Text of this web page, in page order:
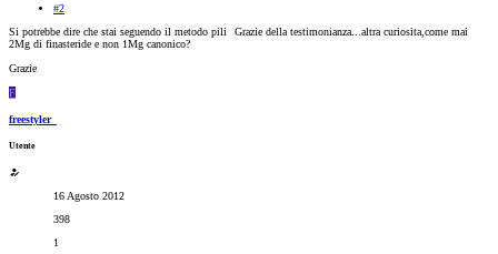
#2
Si potrebbe dire che stai seguendo il metodo pili
Grazie della testimonianza...altra curiosita,come mai
2Mg di finasteride e non 1Mg canonico?
Grazie
F
freestyler_
Utente
16 Agosto 2012
398
1